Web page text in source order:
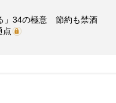
」34の極意 節約も禁酒
点